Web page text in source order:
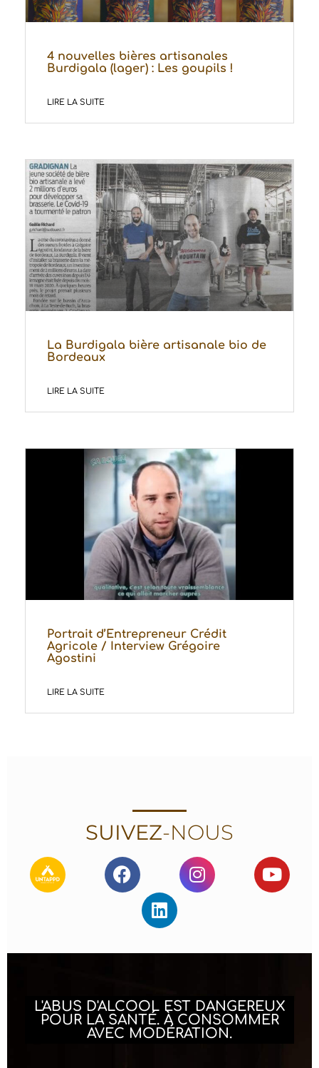
4 nouvelles bières artisanales
Burdigala (lager) : Les goupils !
LIRE LA SUITE
La Burdigala bière artisanale bio de
Bordeaux
LIRE LA SUITE
Portrait d’Entrepreneur Crédit
Agricole / Interview Grégoire
Agostini
LIRE LA SUITE
SUIVEZ-NOUS
L'ABUS D'ALCOOL EST DANGEREUX
POUR LA SANTÉ. À CONSOMMER
AVEC MODÉRATION.